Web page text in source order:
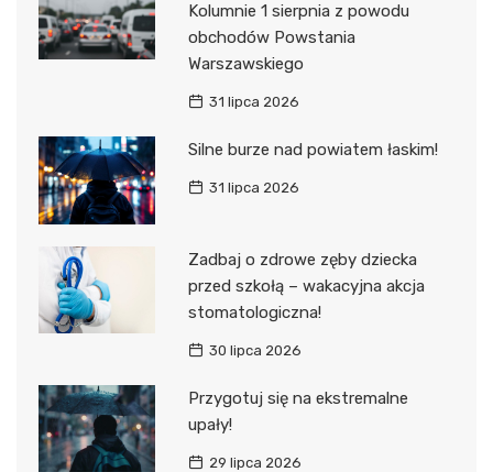
Kolumnie 1 sierpnia z powodu
obchodów Powstania
Warszawskiego
31 lipca 2026
Silne burze nad powiatem łaskim!
31 lipca 2026
Zadbaj o zdrowe zęby dziecka
przed szkołą – wakacyjna akcja
stomatologiczna!
30 lipca 2026
Przygotuj się na ekstremalne
upały!
29 lipca 2026